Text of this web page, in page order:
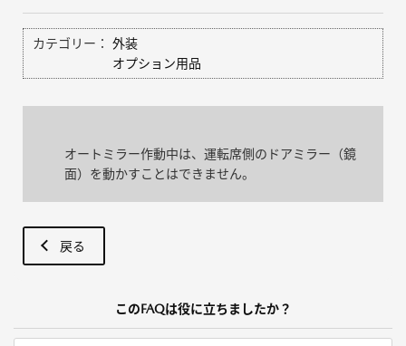
カテゴリー：
外装
オプション用品
オートミラー作動中は、運転席側のドアミラー（鏡
面）を動かすことはできません。
戻る
このFAQは役に立ちましたか？